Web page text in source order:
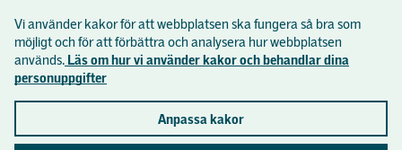
Vi använder kakor för att webbplatsen ska fungera så bra som
möjligt och för att förbättra och analysera hur webbplatsen
används. Läs om hur vi använder kakor och behandlar dina
personuppgifter
Anpassa kakor
Lättläst